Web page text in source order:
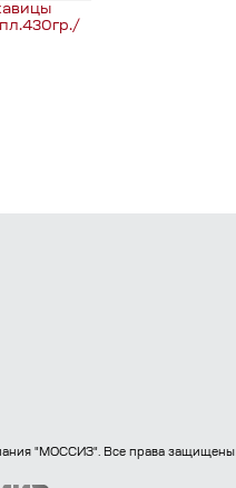
"МОССИЗ". Все права защищены